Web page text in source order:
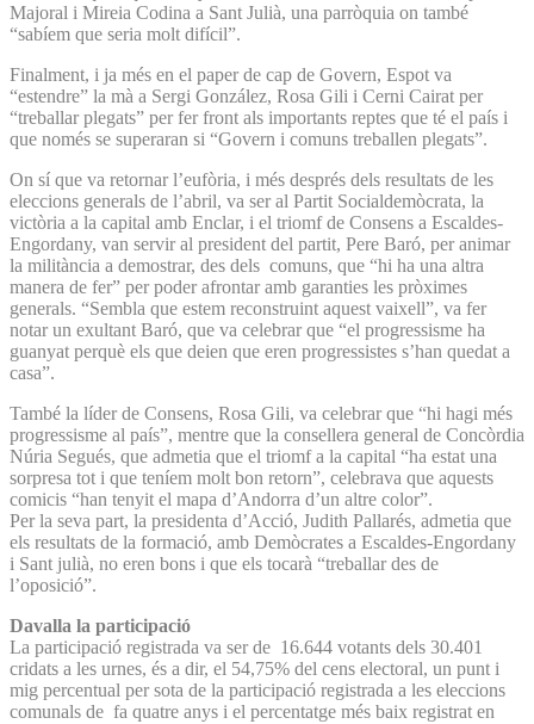
Majoral i Mireia Codina a Sant Julià, una parròquia on també
“sabíem que seria molt difícil”.
Finalment, i ja més en el paper de cap de Govern, Espot va
“estendre” la mà a Sergi González, Rosa Gili i Cerni Cairat per
“treballar plegats” per fer front als importants reptes que té el país i
que només se superaran si “Govern i comuns treballen plegats”.
On sí que va retornar l’eufòria, i més després dels resultats de les
eleccions generals de l’abril, va ser al Partit Socialdemòcrata, la
victòria a la capital amb Enclar, i el triomf de Consens a Escaldes-
Engordany, van servir al president del partit, Pere Baró, per animar
la militància a demostrar, des dels comuns, que “hi ha una altra
manera de fer” per poder afrontar amb garanties les pròximes
generals. “Sembla que estem reconstruint aquest vaixell”, va fer
notar un exultant Baró, que va celebrar que “el progressisme ha
guanyat perquè els que deien que eren progressistes s’han quedat a
casa”.
També la líder de Consens, Rosa Gili, va celebrar que “hi hagi més
progressisme al país”, mentre que la consellera general de Concòrdia
Núria Segués, que admetia que el triomf a la capital “ha estat una
sorpresa tot i que teníem molt bon retorn”, celebrava que aquests
comicis “han tenyit el mapa d’Andorra d’un altre color”.
Per la seva part, la presidenta d’Acció, Judith Pallarés, admetia que
els resultats de la formació, amb Demòcrates a Escaldes-Engordany
i Sant julià, no eren bons i que els tocarà “treballar des de
l’oposició”.
Davalla la participació
La participació registrada va ser de 16.644 votants dels 30.401
cridats a les urnes, és a dir, el 54,75% del cens electoral, un punt i
mig percentual per sota de la participació registrada a les eleccions
comunals de fa quatre anys i el percentatge més baix registrat en